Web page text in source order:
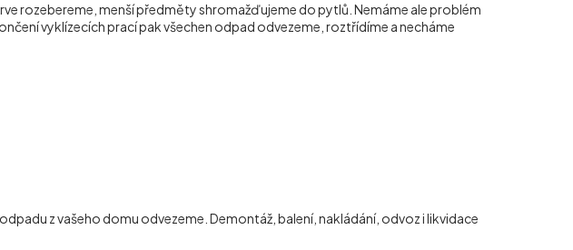
rozebereme, menší předměty shromažďujeme do pytlů. Nemáme ale problém
vyklízecích prací pak všechen odpad odvezeme, roztřídíme a necháme
z vašeho domu odvezeme. Demontáž, balení, nakládání, odvoz i likvidace